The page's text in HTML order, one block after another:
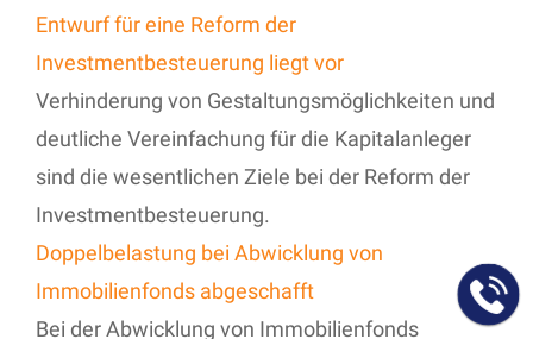
Entwurf für eine Reform der
Investmentbesteuerung liegt vor
Verhinderung von Gestaltungsmöglichkeiten und
deutliche Vereinfachung für die Kapitalanleger
sind die wesentlichen Ziele bei der Reform der
Investmentbesteuerung.
Doppelbelastung bei Abwicklung von
Immobilienfonds abgeschafft
Bei der Abwicklung von Immobilienfonds